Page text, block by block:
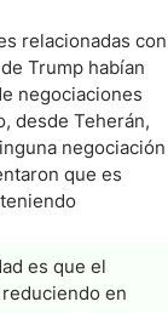
relacionadas con
Trump habían
negociaciones
desde Teherán,
negociación
que es
es que el
en